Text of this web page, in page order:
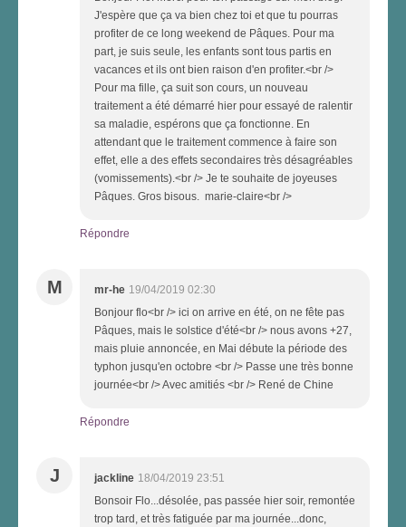
J'espère que ça va bien chez toi et que tu pourras
profiter de ce long weekend de Pâques. Pour ma
part, je suis seule, les enfants sont tous partis en
vacances et ils ont bien raison d'en profiter.<br />
Pour ma fille, ça suit son cours, un nouveau
traitement a été démarré hier pour essayé de ralentir
sa maladie, espérons que ça fonctionne. En
attendant que le traitement commence à faire son
effet, elle a des effets secondaires très désagréables
(vomissements).<br /> Je te souhaite de joyeuses
Pâques. Gros bisous. marie-claire<br />
Répondre
M mr-he 19/04/2019 02:30
Bonjour flo<br /> ici on arrive en été, on ne fête pas
Pâques, mais le solstice d'été<br /> nous avons +27,
mais pluie annoncée, en Mai débute la période des
typhon jusqu'en octobre <br /> Passe une très bonne
journée<br /> Avec amitiés <br /> René de Chine
Répondre
J jackline 18/04/2019 23:51
Bonsoir Flo...désolée, pas passée hier soir, remontée
trop tard, et très fatiguée par ma journée...donc,